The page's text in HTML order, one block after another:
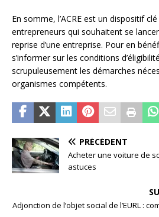
En somme, l’ACRE est un dispositif
entrepreneurs qui souhaitent se
reprise d’une entreprise. Pour en
s’informer sur les conditions
scrupuleusement les démarches
organismes compétents.
PRÉCÉDENT
Acheter une voiture de
astuces
Adjonction de l’objet social de l’EURL :